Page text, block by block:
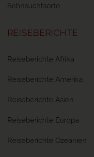
Sehnsuchtsorte
REISEBERICHTE
Reiseberichte Afrika
Reiseberichte Amerika
Reiseberichte Asien
Reiseberichte Europa
Reiseberichte Ozeanien